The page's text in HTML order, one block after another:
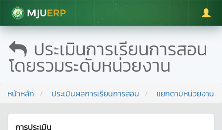
มหาวิทยาลัยแม่โจ้
ประเมินการเรียนการสอน
โดยรวมระดับหน่วยงาน
หน้าหลัก ประเมินผลการเรียนการสอน แยกตามหน่วยงาน
การประเมิน